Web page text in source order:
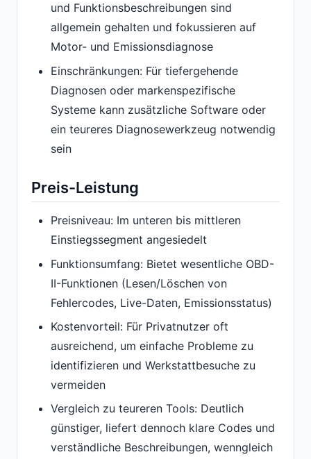
und Funktionsbeschreibungen sind
allgemein gehalten und fokussieren auf
Motor- und Emissionsdiagnose
Einschränkungen: Für tiefergehende
Diagnosen oder markenspezifische
Systeme kann zusätzliche Software oder
ein teureres Diagnosewerkzeug notwendig
sein
Preis-Leistung
Preisniveau: Im unteren bis mittleren
Einstiegssegment angesiedelt
Funktionsumfang: Bietet wesentliche OBD-
II-Funktionen (Lesen/Löschen von
Fehlercodes, Live-Daten, Emissionsstatus)
Kostenvorteil: Für Privatnutzer oft
ausreichend, um einfache Probleme zu
identifizieren und Werkstattbesuche zu
vermeiden
Vergleich zu teureren Tools: Deutlich
günstiger, liefert dennoch klare Codes und
verständliche Beschreibungen, wenngleich